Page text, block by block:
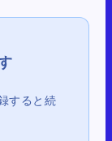
すると続